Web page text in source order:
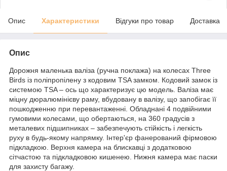
Опис Характеристики Відгуки про товар Доставка
Опис
Дорожня маленька валіза (ручна поклажа) на колесах Three
Birds із поліпропілену з кодовим TSA замком. Кодовий замок із
системою TSA – ось що характеризує цю модель. Валіза має
міцну дюралюмінієву раму, вбудовану в валізу, що запобігає її
пошкодженню при перевантаженні. Обладнані 4 подвійними
гумовими колесами, що обертаються, на 360 градусів з
металевих підшипниках – забезпечують стійкість і легкість
руху в будь-якому напрямку. Інтер'єр фанерований фірмовою
підкладкою. Верхня камера на блискавці з додатковою
сітчастою та підкладковою кишенею. Нижня камера має паски
для захисту багажу.